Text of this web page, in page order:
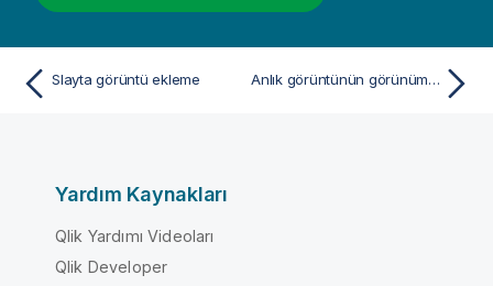
Slayta görüntü ekleme Anlık görüntünün görünümünü değiştirme
Yardım Kaynakları
Qlik Yardımı Videoları
Qlik Developer